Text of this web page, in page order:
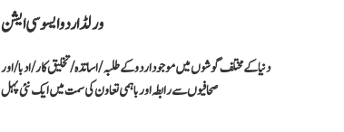
ورلڈ اردو ایسو سی ایشن
دنیا کےمختلف گوشوں میں موجود اردو کے طلبہ / اساتذہ /تخلیق کار/ادبا/ اور
صحافیوں سے رابطہ اور باہمی تعاون کی سمت میں ایک نئی پہل